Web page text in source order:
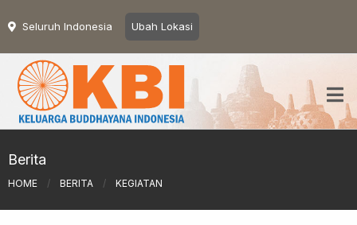
Seluruh Indonesia Ubah Lokasi
Berita
HOME / BERITA / KEGIATAN